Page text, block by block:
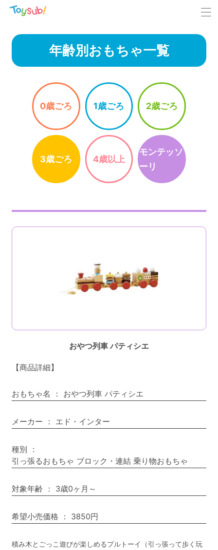
年齢別おもちゃ一覧
0歳ごろ 1歳ごろ 2歳ごろ
3歳ごろ 4歳以上
モンテッソ
ーリ
おやつ列車 パティシエ
【商品詳細】
おもちゃ名 ： おやつ列車 パティシエ
メーカー ： エド・インター
種別 ：
引っ張るおもちゃ ブロック・連結 乗り物おもちゃ
対象年齢 ： 3歳0ヶ月～
希望小売価格 ： 3850円
積み木とごっこ遊びが楽しめるプルトーイ（引っ張って歩く玩